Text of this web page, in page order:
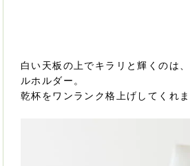
白い天板の上でキラリと輝くのは
ルホルダー。
乾杯をワンランク格上げしてくれま